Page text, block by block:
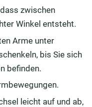
zwischen
Winkel entsteht.
Arme unter
bis Sie sich
befinden.
leicht auf und ab,